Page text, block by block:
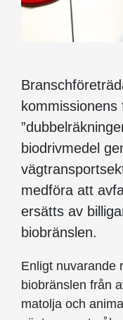
biodrivmedel
medföra att
ersätts av
biobränslen.
Enligt nuvarande
biobränslen från
matolja och